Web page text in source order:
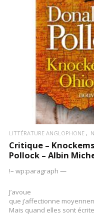
LITTÉRATURE ANGLOPHONE
Critique –
Pollock – Albin
!– wp:paragraph —
J’avoue
que j’affectionne
Mais quand elles sont